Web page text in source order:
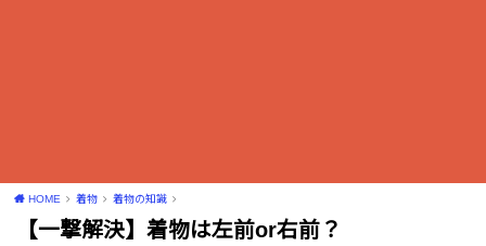
HOME 着物 着物の知識
【一撃解決】着物は左前or右前？